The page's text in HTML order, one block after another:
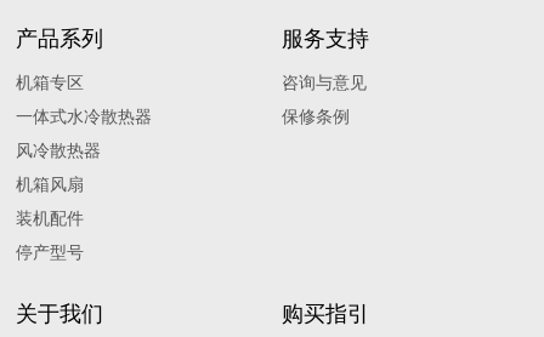
产品系列
机箱专区
一体式水冷散热器
风冷散热器
机箱风扇
装机配件
停产型号
服务支持
咨询与意见
保修条例
关于我们 购买指引